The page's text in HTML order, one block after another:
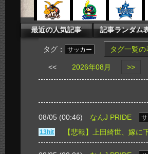
タグ： サッカー タグ一覧の
<< 2026年08月 >>
08/05 (00:46) なんJ PRIDE
13hit
【悲報】上田綺世、嫁